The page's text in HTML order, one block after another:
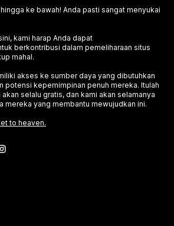
ke bawah! Anda pasti sangat menyukai
kami harap Anda dapat
berkontribusi dalam pemeliharaan situs
mahal.
akses ke sumber daya yang dibutuhkan
potensi kepemimpinan penuh mereka. Itulah
selalu gratis, dan kami akan selamanya
mereka yang membantu mewujudkan ini.
to heaven.